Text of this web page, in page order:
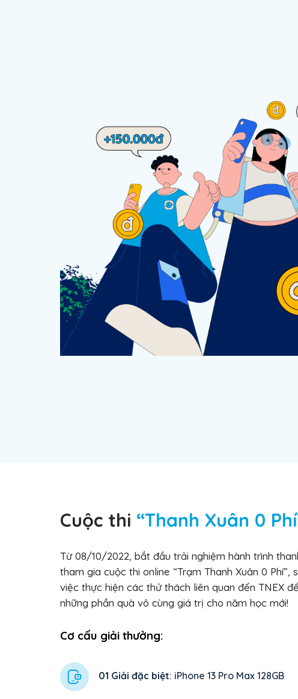
Cuộc thi “Thanh Xuân 0
Từ 08/10/2022, bắt đầu trải nghiệm hành trình
tham gia cuộc thi online “Trạm Thanh Xuân 0 Phí”,
việc thực hiện các thử thách liên quan đến TNEX
những phần quà vô cùng giá trị cho năm học mới!
Cơ cấu giải thưởng:
01 Giải đặc biệt: iPhone 13 Pro Max 128GB